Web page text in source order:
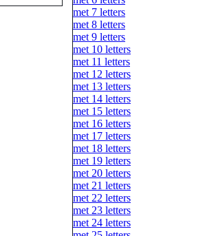
met 7 letters
met 8 letters
met 9 letters
met 10 letters
met 11 letters
met 12 letters
met 13 letters
met 14 letters
met 15 letters
met 16 letters
met 17 letters
met 18 letters
met 19 letters
met 20 letters
met 21 letters
met 22 letters
met 23 letters
met 24 letters